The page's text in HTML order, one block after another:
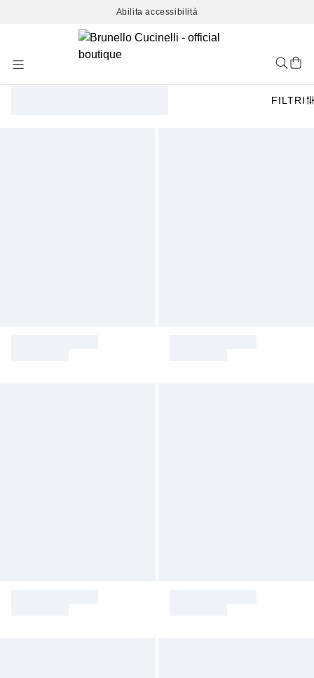
Abilita accessibilità
Content
FILTRI